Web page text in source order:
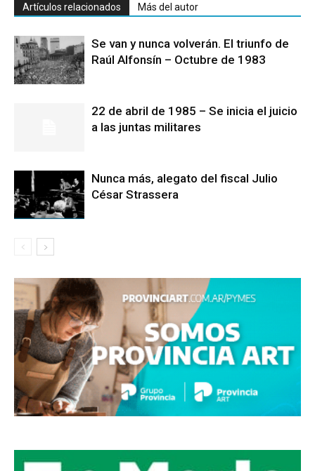
Artículos relacionados Más del autor
Se van y nunca volverán. El triunfo de
Raúl Alfonsín – Octubre de 1983
22 de abril de 1985 – Se inicia el juicio
a las juntas militares
Nunca más, alegato del fiscal Julio
César Strassera